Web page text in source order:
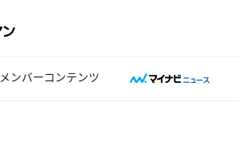
メンバーコンテンツ